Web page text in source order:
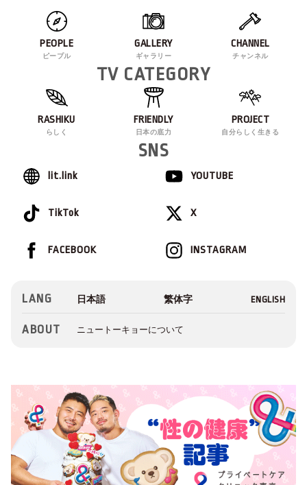
PEOPLE
ピープル
GALLERY
ギャラリー
CHANNEL
チャンネル
TV CATEGORY
RASHIKU
らしく
FRIENDLY
日本の底力
PROJECT
自分らしく生きる
SNS
lit.link YOUTUBE
TikTok X
INSTAGRAM
FACEBOOK
LANG
ABOUT ニュートーキョーについて